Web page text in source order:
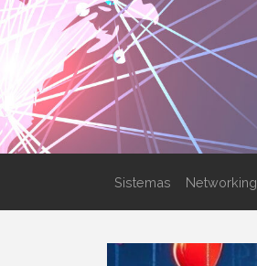
Sistemas Networking